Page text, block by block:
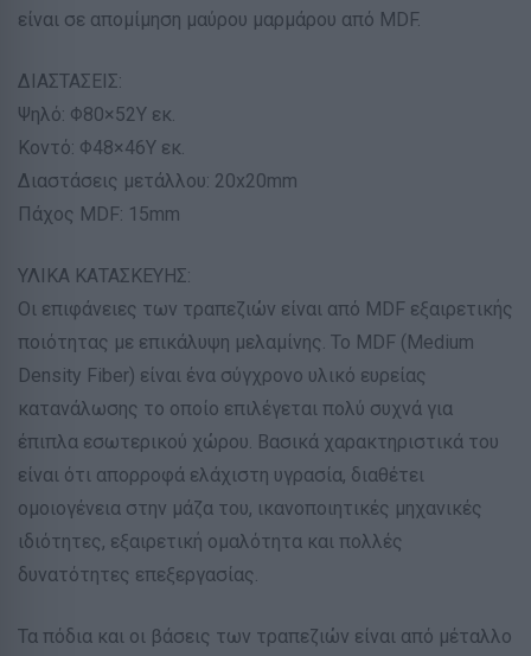
είναι σε απομίμηση μαύρου μαρμάρου από MDF.
ΔΙΑΣΤΑΣΕΙΣ:
Ψηλό: Φ80×52Υ εκ.
Κοντό: Φ48×46Υ εκ.
Διαστάσεις μετάλλου: 20x20mm
Πάχος MDF: 15mm
ΥΛΙΚΑ ΚΑΤΑΣΚΕΥΗΣ:
Οι επιφάνειες των τραπεζιών είναι από MDF εξαιρετικής
ποιότητας με επικάλυψη μελαμίνης. Το MDF (Medium
Density Fiber) είναι ένα σύγχρονο υλικό ευρείας
κατανάλωσης το οποίο επιλέγεται πολύ συχνά για
έπιπλα εσωτερικού χώρου. Βασικά χαρακτηριστικά του
είναι ότι απορροφά ελάχιστη υγρασία, διαθέτει
ομοιογένεια στην μάζα του, ικανοποιητικές μηχανικές
ιδιότητες, εξαιρετική ομαλότητα και πολλές
δυνατότητες επεξεργασίας.
Τα πόδια και οι βάσεις των τραπεζιών είναι από μέταλλο